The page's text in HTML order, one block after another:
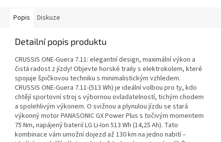
Popis Diskuze
Detailní popis produktu
CRUSSIS ONE-Guera 7.11: elegantní design, maximální výkon a
čistá radost z jízdy! Objevte horské traily s elektrokolem, které
spojuje špičkovou techniku s minimalistickým vzhledem.
CRUSSIS ONE-Guera 7.11-(513 Wh) je ideální volbou pro ty, kdo
chtějí sportovní stroj s výbornou ovladatelností, tichým chodem
a spolehlivým výkonem. O svižnou a plynulou jízdu se stará
výkonný motor PANASONIC GX Power Plus s točivým momentem
75 Nm, napájený baterií LG Li-Ion 513 Wh (14,25 Ah). Tato
kombinace vám umožní dojezd až 130 km na jedno nabití –